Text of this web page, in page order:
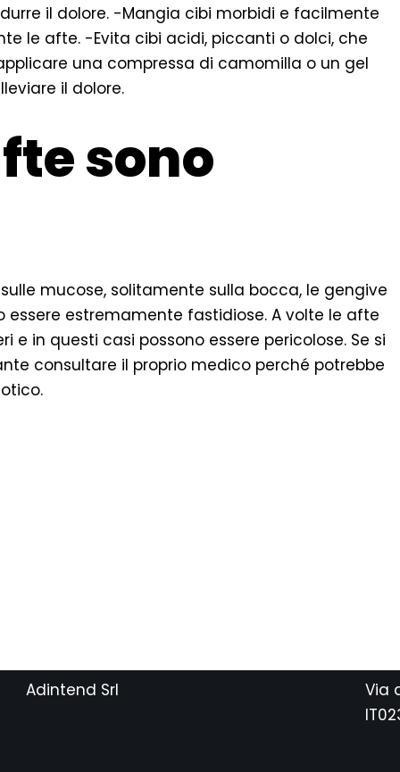
il dolore. -Mangia cibi morbidi e facilmente
le afte. -Evita cibi acidi, piccanti o dolci, che
una compressa di camomilla o un gel
il dolore.
sono
mucose, solitamente sulla bocca, le gengive
essere estremamente fastidiose. A volte le afte
e in questi casi possono essere pericolose. Se si
consultare il proprio medico perché potrebbe
Adintend Srl
Via